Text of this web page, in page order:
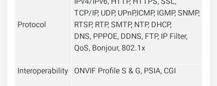
Protocol
TCP/IP, UDP, UPnP,ICMP, IGMP, SNMP,
RTSP, RTP, SMTP, NTP, DHCP,
DNS, PPPOE, DDNS, FTP, IP Filter,
QoS, Bonjour, 802.1x
Interoperability ONVIF Profile S & G, PSIA, CGI